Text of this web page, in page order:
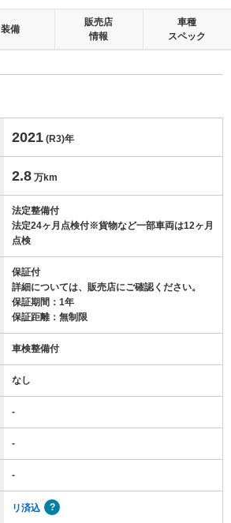
装備
販売店
情報
車種
スペック
2021 (R3)年
2.8 万km
法定整備付
法定24ヶ月点検付※貨物など一部車両は12ヶ月
点検
保証付
詳細については、販売店にご確認ください。
保証期間：1年
保証距離：無制限
車検整備付
なし
-
-
-
リ済込